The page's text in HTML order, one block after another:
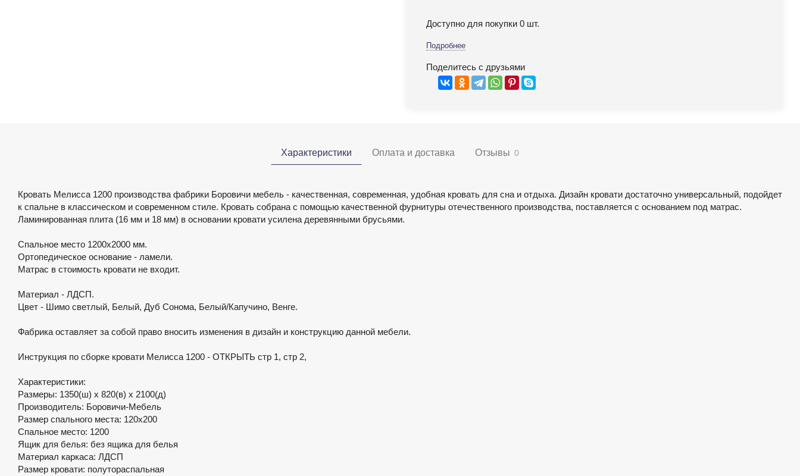
Доступно для покупки 0 шт.
Подробнее
Поделитесь с друзьями
Характеристики Оплата и доставка Отзывы 0
Кровать Мелисса 1200 производства фабрики Боровичи мебель - качественная, современная, удобная кровать для сна и отдыха. Дизайн кровати достаточно универсальный, подойдет
к спальне в классическом и современном стиле. Кровать собрана с помощью качественной фурнитуры отечественного производства, поставляется с основанием под матрас.
Ламинированная плита (16 мм и 18 мм) в основании кровати усилена деревянными брусьями.
Спальное место 1200х2000 мм.
Ортопедическое основание - ламели.
Матрас в стоимость кровати не входит.
Материал - ЛДСП.
Цвет - Шимо светлый, Белый, Дуб Сонома, Белый/Капучино, Венге.
Фабрика оставляет за собой право вносить изменения в дизайн и конструкцию данной мебели.
Инструкция по сборке кровати Мелисса 1200 - ОТКРЫТЬ стр 1, стр 2,
Характеристики:
Размеры: 1350(ш) х 820(в) х 2100(д)
Производитель: Боровичи-Мебель
Размер спального места: 120х200
Спальное место: 1200
Ящик для белья: без ящика для белья
Материал каркаса: ЛДСП
Размер кровати: полутораспальная